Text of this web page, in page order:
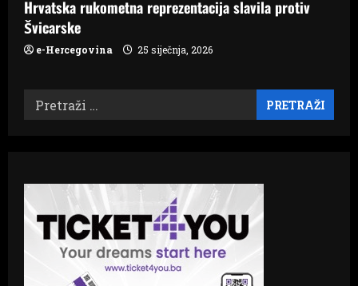
Hrvatska rukometna reprezentacija slavila protiv
Švicarske
e-Hercegovina 25 siječnja, 2026
Pretraži: